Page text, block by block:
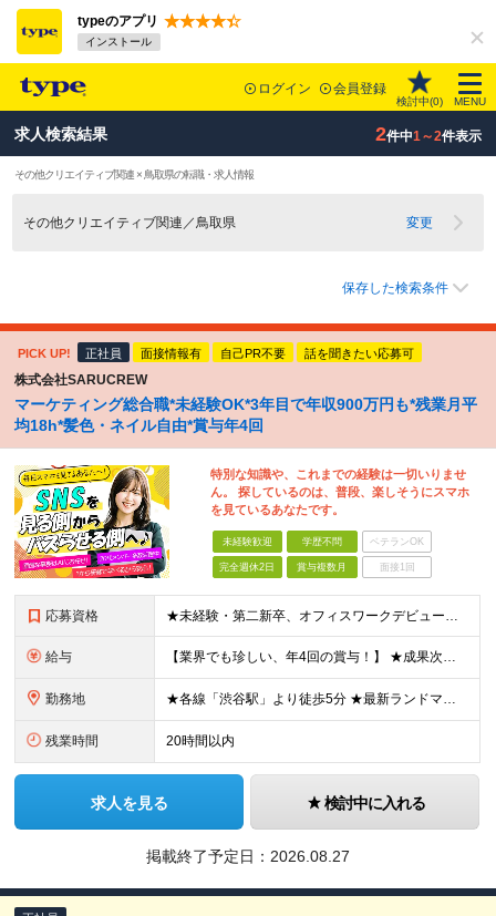
typeのアプリ
インストール
ログイン 会員登録
検討中(0) MENU
求人検索結果 2件中1～2件表示
その他クリエイティブ関連 × 鳥取県の転職・求人情報
その他クリエイティブ関連／鳥取県 変更
保存した検索条件
PICK UP! 正社員 面接情報有 自己PR不要 話を聞きたい応募可
株式会社SARUCREW
マーケティング総合職*未経験OK*3年目で年収900万円も*残業月平
均18h*髪色・ネイル自由*賞与年4回
特別な知識や、これまでの経験は一切いりませ
ん。 探しているのは、普段、楽しそうにスマホ
を見ているあなたです。
未経験歓迎 学歴不問 ベテランOK
完全週休2日 賞与複数月 面接1回
応募資格 ★未経験・第二新卒、オフィスワークデビュー大歓迎 ★平均年齢は28.6歳！ ★20代の若手メンバーが中心になって活躍している職場です！ ●学歴不問 ※35歳以下の方（若年層の長期キャリア形成） ★こ
給与 【業界でも珍しい、年4回の賞与！】 ★成果次第でスピード昇給可 →20代で年収700万〜900万超も！ ■未経験：月給26〜30万円＋賞与年4回（業績による）＋各種手当 ※経験・スキルを考慮して決定
勤務地 ★各線「渋谷駅」より徒歩5分 ★最新ランドマークオフィスです！ ★転勤はありません 【本社】 東京都渋谷区道玄坂2-25-12 道玄坂通 dogenzaka-dori 5階 ※(変更の範囲)上記を除
残業時間 20時間以内
求人を見る 検討中に入れる
掲載終了予定日： 2026.08.27